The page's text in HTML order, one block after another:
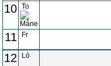
10 To
11 Fr
12 Lö